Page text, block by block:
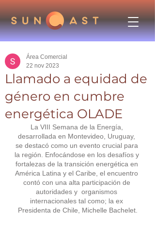
Llamado a equidad de
género en cumbre
energética OLADE
Área Comercial
22 nov 2023
La VIII Semana de la Energía,
desarrollada en Montevideo, Uruguay,
se destacó como un evento crucial para
la región. Enfocándose en los desafíos y
fortalezas de la transición energética en
América Latina y el Caribe, el encuentro
contó con una alta participación de
autoridades y  organismos
internacionales tal como; la ex
Presidenta de Chile, Michelle Bachelet.